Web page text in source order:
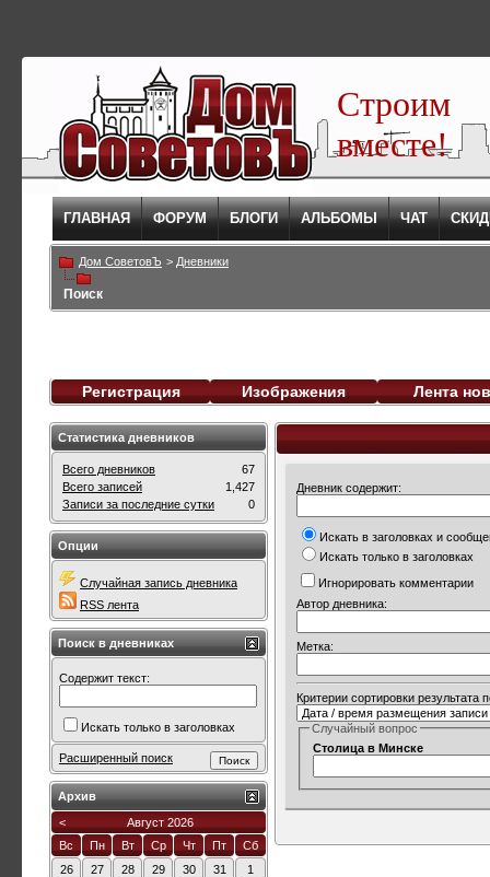
Строим
вместе!
ГЛАВНАЯ ФОРУМ БЛОГИ АЛЬБОМЫ ЧАТ
Дом СоветовЪ > Дневники
Поиск
Регистрация Изображения Лента
Дневник содержит:
Искать в заголовках и
Искать только в заголовках
Игнорировать комментарии
Автор дневника:
Метка:
Критерии сортировки результата
Случайный вопрос
Столица в Минске
Статистика дневников
Всего дневников
67
Всего записей
1,427
Записи за последние сутки
0
Опции
Случайная запись дневника
RSS лента
Поиск в дневниках
Содержит текст:
Искать только в заголовках
Расширенный поиск
Архив
<
Август 2026
Вс
Пн Вт Ср Чт Пт
Сб
26
27 28 29 30 31
1